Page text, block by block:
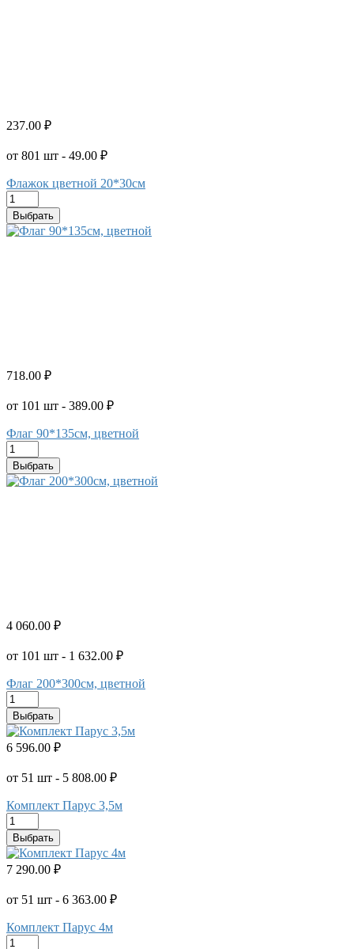
237.00 ₽
от 801 шт - 49.00 ₽
Флажок цветной 20*30см
Выбрать
718.00 ₽
от 101 шт - 389.00 ₽
Флаг 90*135см, цветной
Выбрать
4 060.00 ₽
от 101 шт - 1 632.00 ₽
Флаг 200*300см, цветной
Выбрать
6 596.00 ₽
от 51 шт - 5 808.00 ₽
Комплект Парус 3,5м
Выбрать
7 290.00 ₽
от 51 шт - 6 363.00 ₽
Комплект Парус 4м